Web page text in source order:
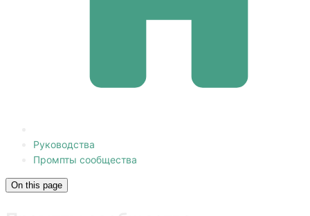
Руководства
Промпты сообщества
On this page